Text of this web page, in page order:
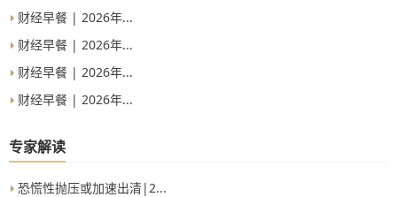
财经早餐 | 2026年...
财经早餐 | 2026年...
财经早餐 | 2026年...
财经早餐 | 2026年...
专家解读
恐慌性抛压或加速出清|2...